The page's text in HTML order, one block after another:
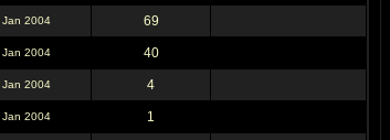
Jan 2004 69
Jan 2004 40
Jan 2004 4
Jan 2004 1